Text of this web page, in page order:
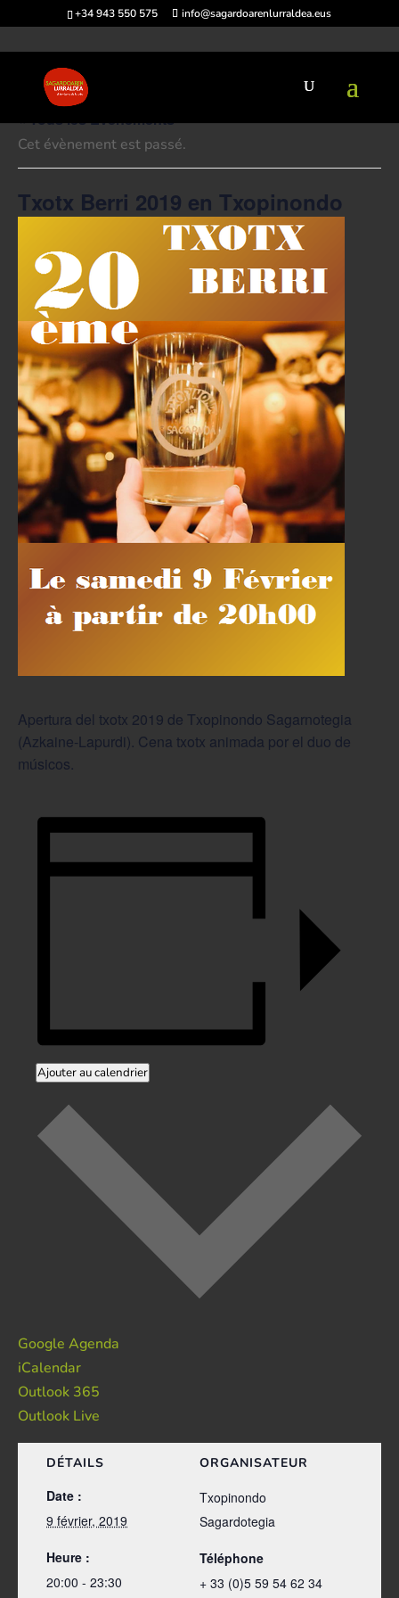
+34 943 550 575 info@sagardoarenlurraldea.eus
« Tous les Évènements
Cet évènement est passé.
Txotx Berri 2019 en Txopinondo
Apertura del txotx 2019 de Txopinondo Sagarnotegia
(Azkaine-Lapurdi). Cena txotx animada por el duo de
músicos.
Ajouter au calendrier
Google Agenda
iCalendar
Outlook 365
Outlook Live
DÉTAILS
Date :
9 février, 2019
Heure :
20:00 - 23:30
ORGANISATEUR
Txopinondo
Sagardotegia
Téléphone
+ 33 (0)5 59 54 62 34